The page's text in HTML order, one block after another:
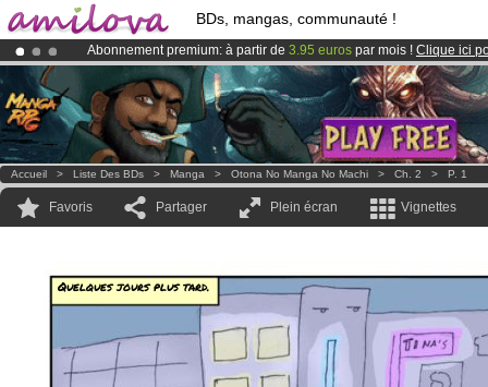
BDs, mangas, communauté !
Abonnement premium: à partir de 3.95 euros par mois ! Clique ici
LeKickstarter Amilova est désormais lancé!.
Déjà 100000membreset 1000BDs & Mangas!
Accueil > Liste Des BDs > Manga > Otona No Manga No Machi > Ch. 2 > P. 1
Favoris Partager Plein écran Vignettes
Quelques jours plus tard.